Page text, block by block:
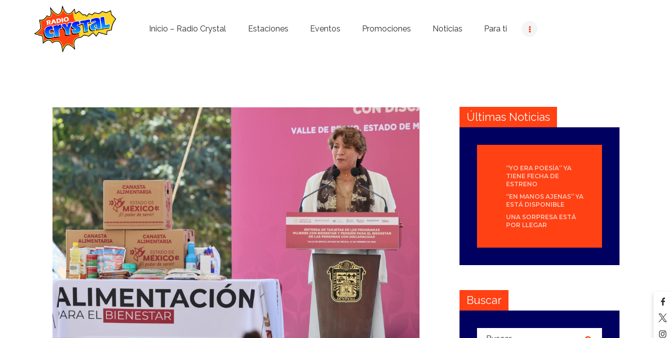
Inicio – Radio Crystal Estaciones Eventos Promociones Noticias Para ti
Noticias
Para ti
Contacto
Últimas Noticias
“YO ERA POESÍA” YA
TIENE FECHA DE
ESTRENO
“EN MANOS AJENAS” YA
ESTÁ DISPONIBLE
UNA SORPRESA ESTÁ
POR LLEGAR
Buscar
Buscar: